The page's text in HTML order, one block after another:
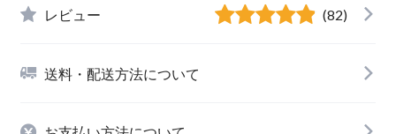
レビュー (82)
送料・配送方法について